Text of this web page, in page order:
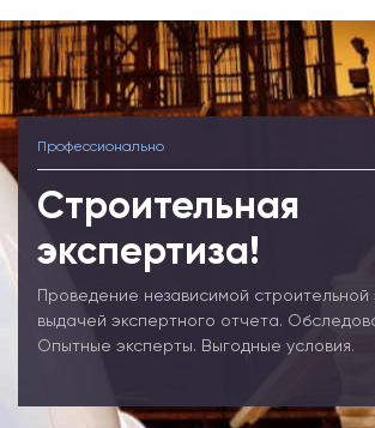
Профессионально
Строительная
экспертиза!
Проведение независимой строительной
выдачей экспертного отчета.
Опытные эксперты. Выгодные условия.